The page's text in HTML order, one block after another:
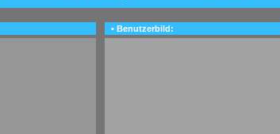
• Benutzerbild: